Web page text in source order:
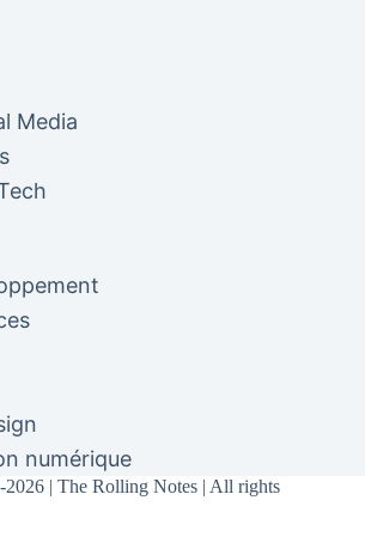
Media
numérique
| The Rolling Notes | All rights